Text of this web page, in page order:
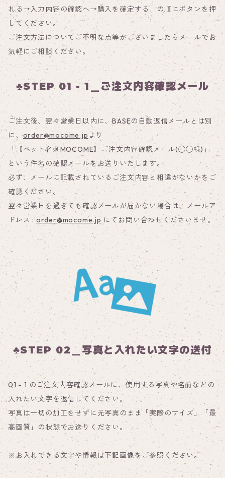
れる→入力内容の確認へ→購入を確定する の順にボタンを押
してください。
ご注文方法についてご不明な点等がございましたらメールでお
気軽にご相談ください。
♣STEP 01 - 1＿ご注文内容確認メール
ご注文後、翌々営業日以内に、BASEの自動返信メールとは別
に、order@mocome.jp より
「【ペット名刺MOCOME】ご注文内容確認メール(◯◯様)」
という件名の確認メールをお送りいたします。
必ず、メールに記載されているご注文内容と相違がないかをご
確認ください。
翌々営業日を過ぎても確認メールが届かない場合は、メールア
ドレス : order@mocome.jp にてお問い合わせくださいませ。
♣STEP 02＿写真と入れたい文字の送付
01 - 1 のご注文内容確認メールに、使用する写真や名前などの
入れたい文字を返信してください。
写真は一切の加工をせずに元写真のまま「実際のサイズ」「最
高画質」の状態でお送りください。
※お入れできる文字や情報は下記画像をご参照ください。